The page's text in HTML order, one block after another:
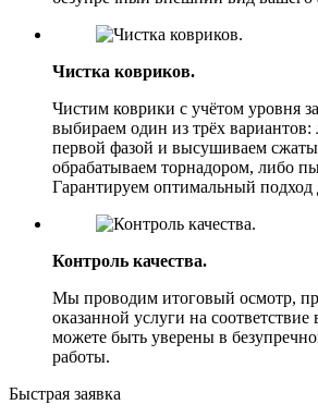
Чистка ковриков.
Чистим коврики с учётом уровня
выбираем один из трёх
первой фазой и высушиваем
обрабатываем торнадором, либо
Гарантируем оптимальный подход
Контроль качества.
Мы проводим итоговый осмотр,
оказанной услуги на
можете быть уверены в
работы.
Быстрая заявка